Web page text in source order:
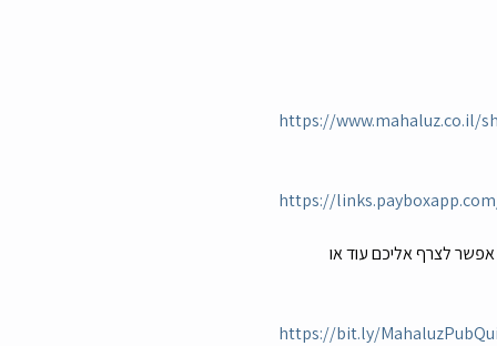
https://www.mahaluz.co.il/
https://
אפשר לצרף אליכם עוד או
https://bit.ly/